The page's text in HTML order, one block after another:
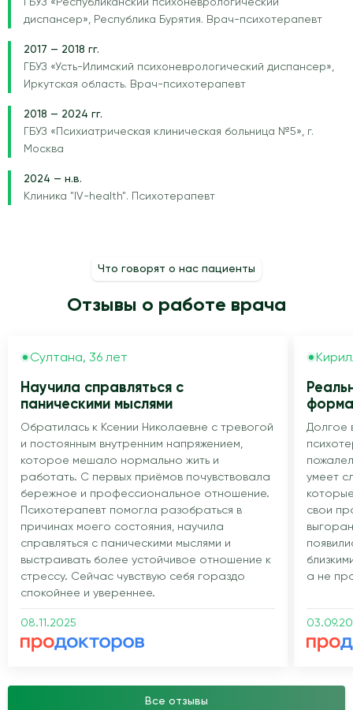
ГБУЗ «Республиканский психоневрологический
диспансер», Республика Бурятия. Врач-психотерапевт
2017 — 2018 гг.
ГБУЗ «Усть-Илимский психоневрологический диспансер»,
Иркутская область. Врач-психотерапевт
2018 — 2024 гг.
ГБУЗ «Психиатрическая клиническая больница №5», г.
Москва
2024 — н.в.
Клиника "IV-health". Психотерапевт
Что говорят о нас пациенты
Отзывы о работе врача
Султана, 36 лет
Научила справляться с
паническими мыслями
Обратилась к Ксении Николаевне с тревогой
и постоянным внутренним напряжением,
которое мешало нормально жить и
работать. С первых приёмов почувствовала
бережное и профессиональное отношение.
Психотерапевт помогла разобраться в
причинах моего состояния, научила
справляться с паническими мыслями и
выстраивать более устойчивое отношение к
стрессу. Сейчас чувствую себя гораздо
спокойнее и увереннее.
08.11.2025
Долгое
умеет
свои
а не
Все отзывы